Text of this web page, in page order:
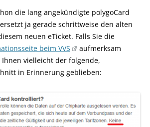
die lang angekündigte polygoCard
ja gerade schrittweise den alten
neuen eTicket. Falls Sie die
beim VVS
aufmerksam
vielleicht der folgende,
in Erinnerung geblieben: